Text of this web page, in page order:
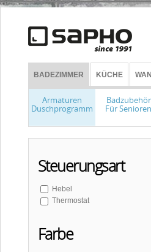
BADEZIMMER KÜCHE
Armaturen
Duschprogramm
Badzubehör
Für Senioren
Steuerungsart
Hebel
Thermostat
Farbe